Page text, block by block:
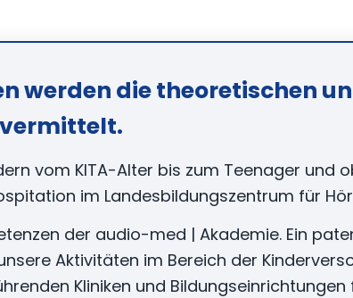
werden die theoretischen
vom KITA-Alter bis zum Teenager und
im Landesbildungszentrum für
der audio-med | Akademie. Ein
Aktivitäten im Bereich der
Kliniken und